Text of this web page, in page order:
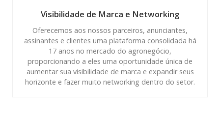
Visibilidade de Marca e Networking
Oferecemos aos nossos parceiros, anunciantes,
assinantes e clientes uma plataforma consolidada há
17 anos no mercado do agronegócio,
proporcionando a eles uma oportunidade única de
aumentar sua visibilidade de marca e expandir seus
horizonte e fazer muito networking dentro do setor.